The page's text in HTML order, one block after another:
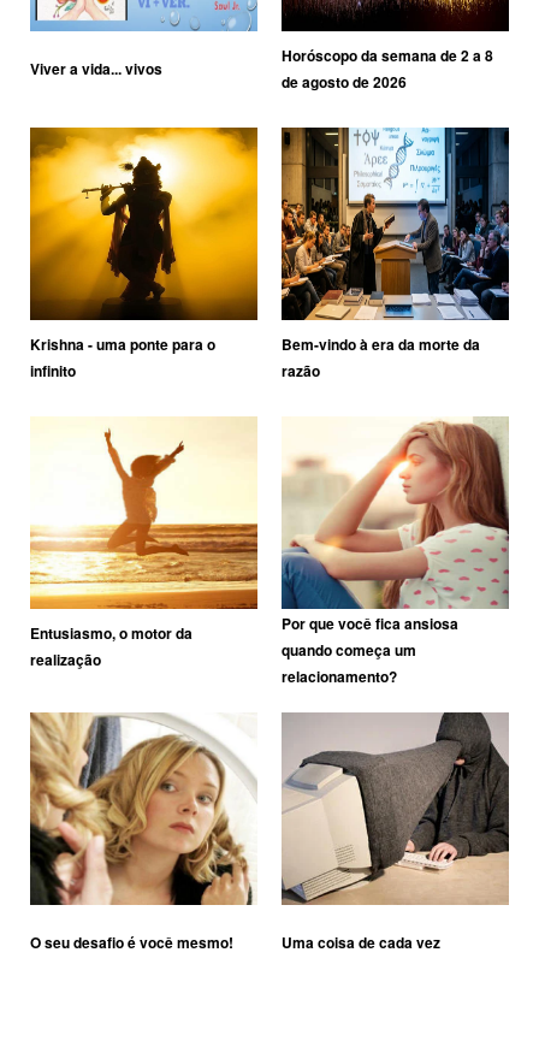
Viver a vida... vivos
Horóscopo da semana de 2 a 8
de agosto de 2026
Krishna - uma ponte para o
infinito
Bem-vindo à era da morte da
razão
Entusiasmo, o motor da
realização
Por que você fica ansiosa
quando começa um
relacionamento?
O seu desafio é você mesmo! Uma coisa de cada vez